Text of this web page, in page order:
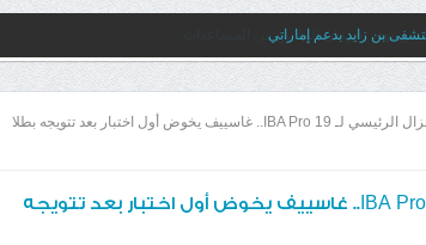
بن زايد بدعم إماراتي
تغيير مفاجئ في النزال الرئيسي لـ IBA Pro 19.. غاسييف يخوض أول اختبار بعد تتويجه بطلا
تغيير مفاجئ في النزال الرئيسي لـ IBA Pro 19.. غاسييف يخوض أول اختبار بعد تتويجه